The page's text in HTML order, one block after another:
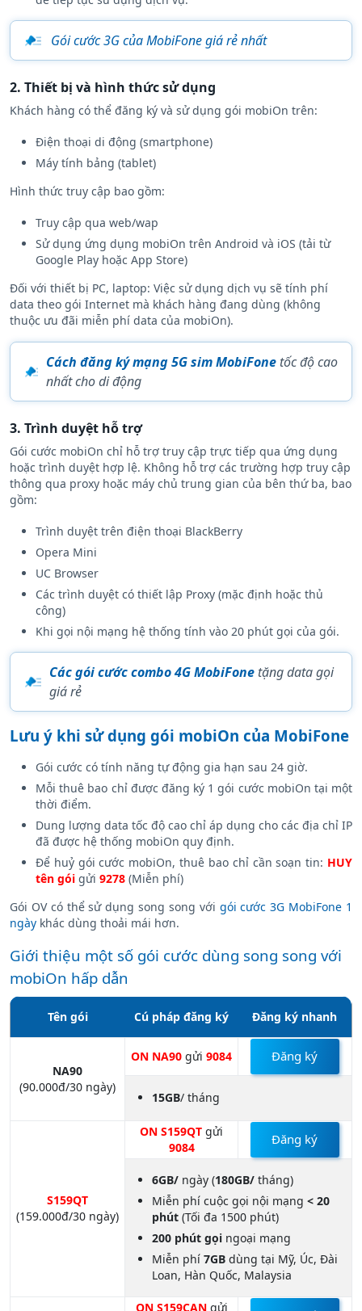
Gói cước 3G của MobiFone giá rẻ nhất
2. Thiết bị và hình thức sử dụng
Khách hàng có thể đăng ký và sử dụng gói mobiOn trên:
Điện thoại di động (smartphone)
Máy tính bảng (tablet)
Hình thức truy cập bao gồm:
Truy cập qua web/wap
Sử dụng ứng dụng mobiOn trên Android và iOS (tải từ
Google Play hoặc App Store)
Đối với thiết bị PC, laptop: Việc sử dụng dịch vụ sẽ tính phí
data theo gói Internet mà khách hàng đang dùng (không
thuộc ưu đãi miễn phí data của mobiOn).
Cách đăng ký mạng 5G sim MobiFonetốc độ cao
nhất cho di động
3. Trình duyệt hỗ trợ
Gói cước mobiOn chỉ hỗ trợ truy cập trực tiếp qua ứng dụng
hoặc trình duyệt hợp lệ. Không hỗ trợ các trường hợp truy cập
thông qua proxy hoặc máy chủ trung gian của bên thứ ba, bao
gồm:
Trình duyệt trên điện thoại BlackBerry
Opera Mini
UC Browser
Các trình duyệt có thiết lập Proxy (mặc định hoặc thủ
công)
Khi gọi nội mạng hệ thống tính vào 20 phút gọi của gói.
Các gói cước combo 4G MobiFonetặng data gọi
giá rẻ
Lưu ý khi sử dụng gói mobiOn của MobiFone
Gói cước có tính năng tự động gia hạn sau 24 giờ.
Mỗi thuê bao chỉ được đăng ký 1 gói cước mobiOn tại một
thời điểm.
Dung lượng data tốc độ cao chỉ áp dụng cho các địa chỉ IP
đã được hệ thống mobiOn quy định.
Để huỷ gói cước mobiOn, thuê bao chỉ cần soạn tin: HUY
tên gói gửi 9278 (Miễn phí)
Gói OV có thể sử dụng song song với gói cước 3G MobiFone 1
ngày khác dùng thoải mái hơn.
Giới thiệu một số gói cước dùng song song với
mobiOn hấp dẫn
Tên gói Cú pháp đăng ký Đăng ký nhanh
NA90
(90.000đ/30 ngày)
ON NA90 gửi 9084 Đăng ký
15GB/ tháng
S159QT
(159.000đ/30 ngày)
ON S159QT gửi
9084
Đăng ký
6GB/ ngày (180GB/ tháng)
Miễn phí cuộc gọi nội mạng < 20
phút (Tối đa 1500 phút)
200 phút gọi ngoại mạng
Miễn phí 7GB dùng tại Mỹ, Úc, Đài
Loan, Hàn Quốc, Malaysia
ON S159CANgửi